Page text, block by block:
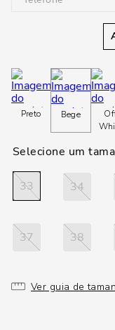
Preto Bege
33 34
37 38
Ver guia de